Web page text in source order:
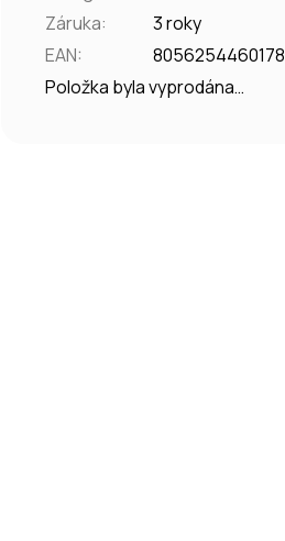
Záruka:
3 roky
EAN:
8056254460178
Položka byla vyprodána…